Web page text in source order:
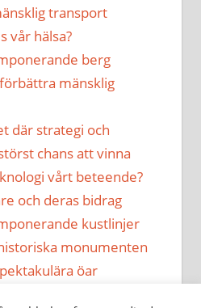
transport
vår hälsa?
berg
mänsklig
där strategi och
chans att vinna
vårt beteende?
och deras bidrag
kustlinjer
monumenten
öar